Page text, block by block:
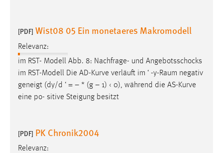
[PDF] Wist08 05 Ein monetaeres Makromodell
Relevanz:
im RST- Modell Abb. 8: Nachfrage- und Angebotsschocks
im RST-Modell Die AD-Kurve verläuft im ‘ -y-Raum negativ
geneigt (dy/d ‘ = – * (g – 1) ‹ 0), während die AS-Kurve
eine po- sitive Steigung besitzt
[PDF] PK Chronik2004
Relevanz: